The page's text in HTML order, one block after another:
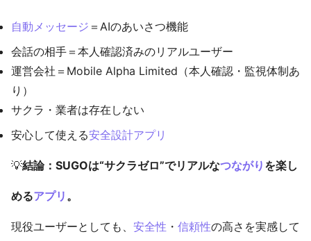
自動メッセージ ＝AIのあいさつ機能
会話の相手＝本人確認済みのリアルユーザー
運営会社＝Mobile Alpha Limited（本人確認・監視体制あ
り）
サクラ・業者は存在しない
安心して使える安全設計アプリ
💡結論：SUGOは“サクラゼロ”でリアルなつながり を楽し
めるアプリ 。
現役ユーザーとしても、 安全性 ・ 信頼性の高さを実感して